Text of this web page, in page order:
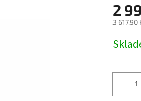
2
3 617,90
cena: